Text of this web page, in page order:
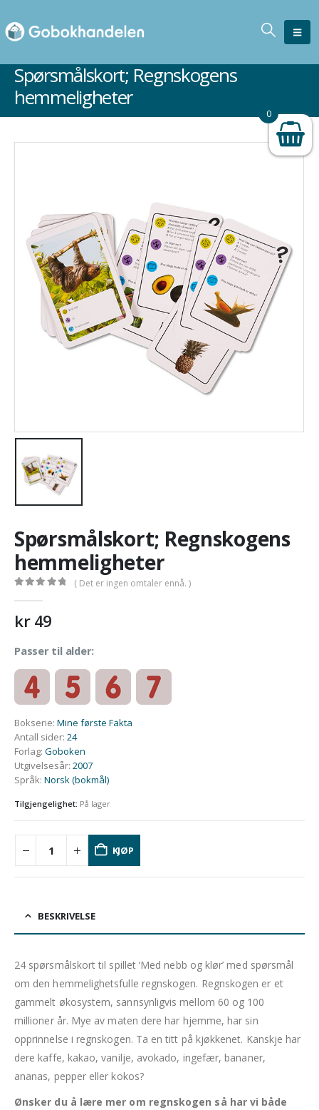
Spørsmålskort; Regnskogens
hemmeligheter
Spørsmålskort; Regnskogens
hemmeligheter
( Det er ingen omtaler ennå. )
kr49
Passer til alder:
Bokserie: Mine første Fakta
Antall sider: 24
Forlag: Goboken
Utgivelsesår: 2007
Språk: Norsk (bokmål)
Tilgjengelighet: På lager
KJØP
BESKRIVELSE
24 spørsmålskort til spillet ‘Med nebb og klør’ med spørsmål
om den hemmelighetsfulle regnskogen. Regnskogen er et
gammelt økosystem, sannsynligvis mellom 60 og 100
millioner år. Mye av maten dere har hjemme, har sin
opprinnelse i regnskogen. Ta en titt på kjøkkenet. Kanskje har
dere kaffe, kakao, vanilje, avokado, ingefær, bananer,
ananas, pepper eller kokos?
Ønsker du å lære mer om regnskogen så har vi både
0